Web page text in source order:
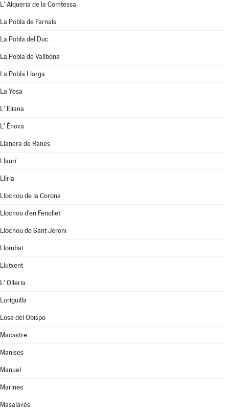
L' Alqueria de la Comtessa
La Pobla de Farnals
La Pobla del Duc
La Pobla de Vallbona
La Pobla Llarga
La Yesa
L' Eliana
L' Ènova
Llanera de Ranes
Llaurí
Llíria
Llocnou de la Corona
Llocnou d'en Fenollet
Llocnou de Sant Jeroni
Llombai
Llutxent
L' Olleria
Loriguilla
Losa del Obispo
Macastre
Manises
Manuel
Marines
Masalavés